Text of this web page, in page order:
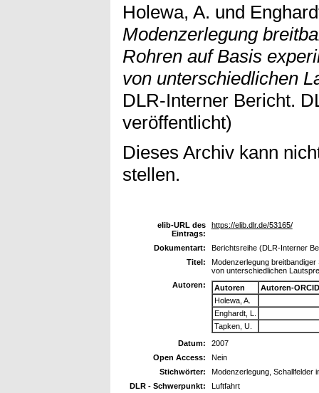
Holewa, A. und
Modenzerlegung
Rohren auf Basis
von unterschiedlichen
DLR-Interner Bericht.
veröffentlicht)
Dieses Archiv kann
stellen.
elib-URL des
Eintrags:
https://elib.dlr.de/53165/
Dokumentart:
Berichtsreihe (DLR-Interner
Titel:
Modenzerlegung
von unterschiedlichen
Autoren:
Autoren
Autoren-
Holewa, A.
Enghardt, L.
Tapken, U.
Datum:
2007
Open Access:
Nein
Stichwörter:
Modenzerlegung, Schallfelder
DLR - Schwerpunkt:
Luftfahrt